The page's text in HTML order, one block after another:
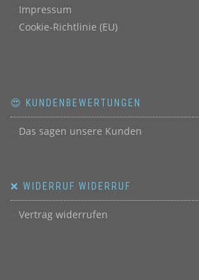
Impressum
Cookie-Richtlinie (EU)
😍 KUNDENBEWERTUNGEN
Das sagen unsere Kunden
❌ WIDERRUF WIDERRUF
Vertrag widerrufen